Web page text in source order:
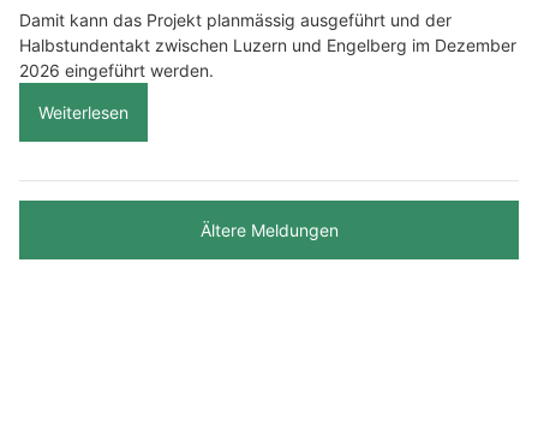
Damit kann das Projekt planmässig ausgeführt und der
Halbstundentakt zwischen Luzern und Engelberg im Dezember
2026 eingeführt werden.
Weiterlesen
Ältere Meldungen